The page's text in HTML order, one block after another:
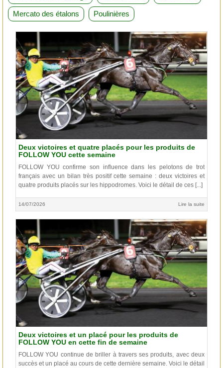
Mercato des étalons Poulinières
Deux victoires et quatre placés pour les produits de
FOLLOW YOU cette semaine
FOLLOW YOU confirme son influence dans les pelotons de trot
français avec un bilan très positif cette semaine : deux victoires et
quatre produits placés sur les hippodromes. Voici le détail de ces [...]
14/07/2026 Lire la suite
Deux victoires et un placé pour les produits de
FOLLOW YOU en cette fin de semaine
FOLLOW YOU continue de briller à travers ses produits, avec deux
succès et un placé au cours de cette dernière semaine. Voici le détail